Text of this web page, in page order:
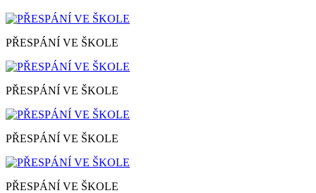
PŘESPÁNÍ VE ŠKOLE
PŘESPÁNÍ VE ŠKOLE
PŘESPÁNÍ VE ŠKOLE
PŘESPÁNÍ VE ŠKOLE